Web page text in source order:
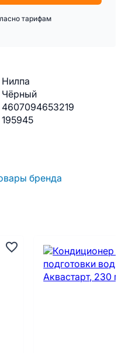
Нилпа
Чёрный
4607094653219
195945
бренда
тарифам